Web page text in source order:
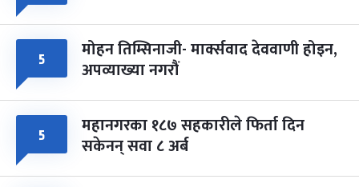
५ मोहन तिम्सिनाजी- मार्क्सवाद देववाणी होइन,
अपव्याख्या नगरौं
५ महानगरका १८७ सहकारीले फिर्ता दिन
सकेनन् सवा ८ अर्ब